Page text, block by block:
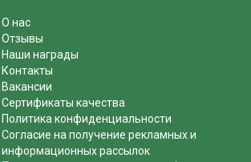
О нас
Отзывы
Наши награды
Контакты
Вакансии
Сертификаты качества
Политика конфиденциальности
Согласие на получение рекламных и
информационных рассылок